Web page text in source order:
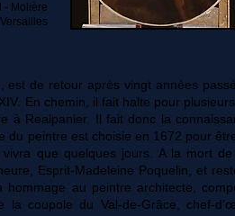
- Molière
de retour après vingt années
En chemin, il fait halte pour
à Realpanier. Il fait donc la
du peintre est choisie en 1672 pour
que quelques jours. A la mort
Esprit-Madeleine Poquelin, et
au peintre architecte,
la coupole du Val-de-Grâce, chef-